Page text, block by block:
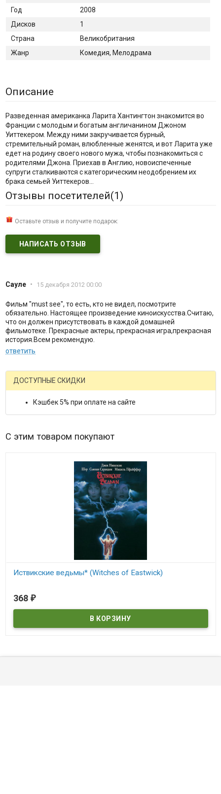
Год
2008
Дисков
1
Страна
Великобритания
Жанр
Комедия, Мелодрама
Описание
Разведенная американка Ларита Хантингтон знакомится во
Франции с молодым и богатым англичанином Джоном
Уиттекером. Между ними закручивается бурный,
стремительный роман, влюбленные женятся, и вот Ларита уже
едет на родину своего нового мужа, чтобы познакомиться с
родителями Джона. Приехав в Англию, новоиспеченные
супруги сталкиваются с категорическим неодобрением их
брака семьей Уиттекеров…
Отзывы посетителей(1)
Оставьте отзыв и получите подарок:
НАПИСАТЬ ОТЗЫВ
Сауле • 15 декабря 2012 00:00
Фильм "must see", то есть, кто не видел, посмотрите
обязательно. Настоящее произведение киноискусства.Считаю,
что он должен присутствовать в каждой домашней
фильмотеке. Прекрасные актеры, прекрасная игра,прекрасная
история.Всем рекомендую.
ответить
ДОСТУПНЫЕ СКИДКИ
Кэшбек 5% при оплате на сайте
С этим товаром покупают
Иствикские ведьмы* (Witches of Eastwick)
368 ₽